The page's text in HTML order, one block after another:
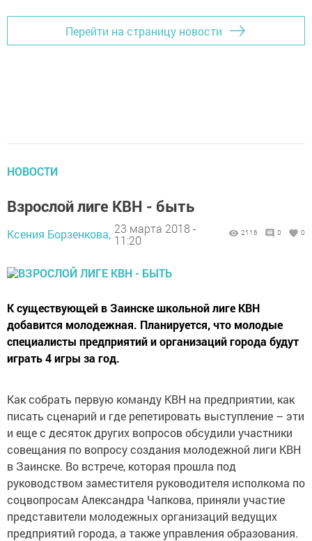
Перейти на страницу новости
НОВОСТИ
Взрослой лиге КВН - быть
Ксения Борзенкова, 23 марта 2018 -
11:20
2116 0 0
К существующей в Заинске школьной лиге КВН
добавится молодежная. Планируется, что молодые
специалисты предприятий и организаций города будут
играть 4 игры за год.
Как собрать первую команду КВН на предприятии, как
писать сценарий и где репетировать выступление – эти
и еще с десяток других вопросов обсудили участники
совещания по вопросу создания молодежной лиги КВН
в Заинске. Во встрече, которая прошла под
руководством заместителя руководителя исполкома по
соцвопросам Александра Чапкова, приняли участие
представители молодежных организаций ведущих
предприятий города, а также управления образования.